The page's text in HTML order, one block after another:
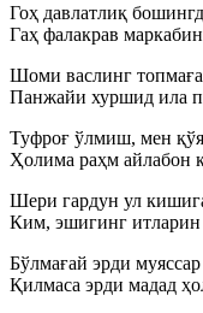
Гоҳ давлатлиқ
Гаҳ фалакрав
Шоми васлинг
Панжайи хуршид ила
Туфроғ ўлмиш, мен
Ҳолима раҳм айлабон
Шери гардун ул
Ким, эшигинг итларин
Бўлмағай эрди
Қилмаса эрди мадад